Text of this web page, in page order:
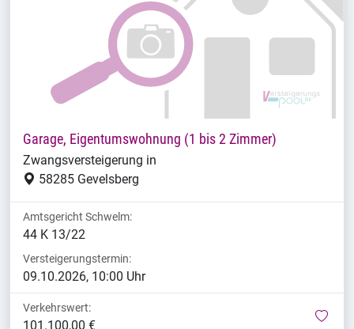
Garage, Eigentumswohnung (1 bis 2 Zimmer)
Zwangsversteigerung in
58285 Gevelsberg
Amtsgericht Schwelm:
44 K 13/22
Versteigerungstermin:
09.10.2026, 10:00 Uhr
Verkehrswert:
101.100,00 €